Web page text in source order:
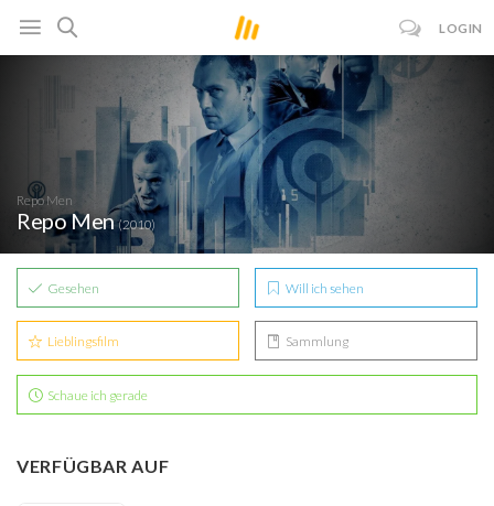
LOGIN
Repo Men
Repo Men(2010)
Gesehen Will ich sehen
Lieblingsfilm Sammlung
Schaue ich gerade
VERFÜGBAR AUF